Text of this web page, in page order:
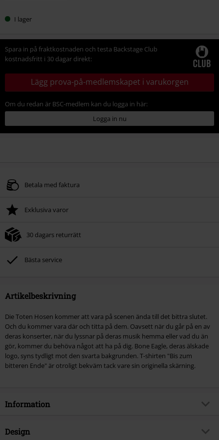
I lager
Spara in på fraktkostnaden och testa Backstage Club
kostnadsfritt i 30 dagar direkt:
Lägg prova-på-medlemskapet i varukorgen
Om du redan är BSC-medlem kan du logga in här:
Logga in nu
Betala med faktura
Exklusiva varor
30 dagars returrätt
Bästa service
Artikelbeskrivning
Die Toten Hosen kommer att vara på scenen ända till det bittra slutet.
Och du kommer vara där och titta på dem. Oavsett när du går på en av
deras konserter, när du lyssnar på deras musik hemma eller vad du än
gör, kommer du behöva något att ha på dig. Bone Eagle, deras älskade
logo, syns tydligt mot den svarta bakgrunden. T-shirten "Bis zum
bitteren Ende" är otroligt bekväm tack vare sin originella skärning.
Information
Artikelnummer
Design